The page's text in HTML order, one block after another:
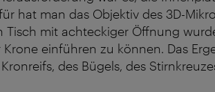
hat man das Objektiv des 3D-
Tisch mit achteckiger Öffnung
einführen zu können. Das
des Bügels, des